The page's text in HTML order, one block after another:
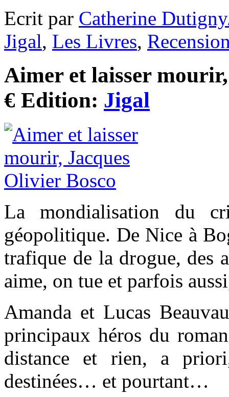
Ecrit par Catherine
Jigal, Les Livres,
Aimer et laisser mourir,
€ Edition: Jigal
La mondialisation du
géopolitique. De Nice à
trafique de la drogue, des
aime, on tue et parfois
Amanda et Lucas
principaux héros du
distance et rien, a
destinées… et pourtant…